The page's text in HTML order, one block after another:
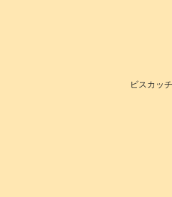
ビスカッ